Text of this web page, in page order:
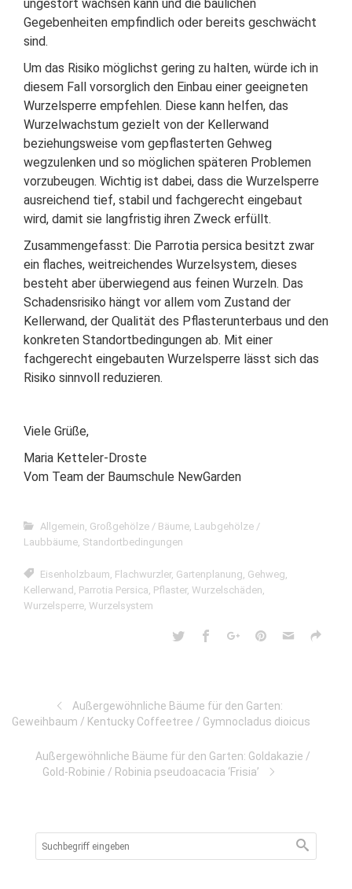
ungestört wachsen kann und die baulichen
Gegebenheiten empfindlich oder bereits geschwächt
sind.
Um das Risiko möglichst gering zu halten, würde ich in
diesem Fall vorsorglich den Einbau einer geeigneten
Wurzelsperre empfehlen. Diese kann helfen, das
Wurzelwachstum gezielt von der Kellerwand
beziehungsweise vom gepflasterten Gehweg
wegzulenken und so möglichen späteren Problemen
vorzubeugen. Wichtig ist dabei, dass die Wurzelsperre
ausreichend tief, stabil und fachgerecht eingebaut
wird, damit sie langfristig ihren Zweck erfüllt.
Zusammengefasst: Die Parrotia persica besitzt zwar
ein flaches, weitreichendes Wurzelsystem, dieses
besteht aber überwiegend aus feinen Wurzeln. Das
Schadensrisiko hängt vor allem vom Zustand der
Kellerwand, der Qualität des Pflasterunterbaus und den
konkreten Standortbedingungen ab. Mit einer
fachgerecht eingebauten Wurzelsperre lässt sich das
Risiko sinnvoll reduzieren.
Viele Grüße,
Maria Ketteler-Droste
Vom Team der Baumschule NewGarden
Allgemein, Großgehölze / Bäume, Laubgehölze /
Laubbäume, Standortbedingungen
Eisenholzbaum, Flachwurzler, Gartenplanung, Gehweg,
Kellerwand , Parrotia Persica, Pflaster, Wurzelschäden,
Wurzelsperre, Wurzelsystem
Außergewöhnliche Bäume für den Garten:
Geweihbaum / Kentucky Coffeetree / Gymnocladus dioicus
Außergewöhnliche Bäume für den Garten: Goldakazie /
Gold-Robinie / Robinia pseudoacacia ‘Frisia’